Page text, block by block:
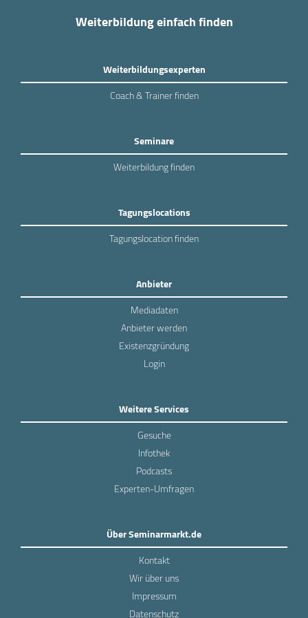
Weiterbildung einfach finden
Weiterbildungsexperten
Coach & Trainer finden
Seminare
Weiterbildung finden
Tagungslocations
Tagungslocation finden
Anbieter
Mediadaten
Anbieter werden
Existenzgründung
Login
Weitere Services
Gesuche
Infothek
Podcasts
Experten-Umfragen
Über Seminarmarkt.de
Kontakt
Wir über uns
Impressum
Datenschutz